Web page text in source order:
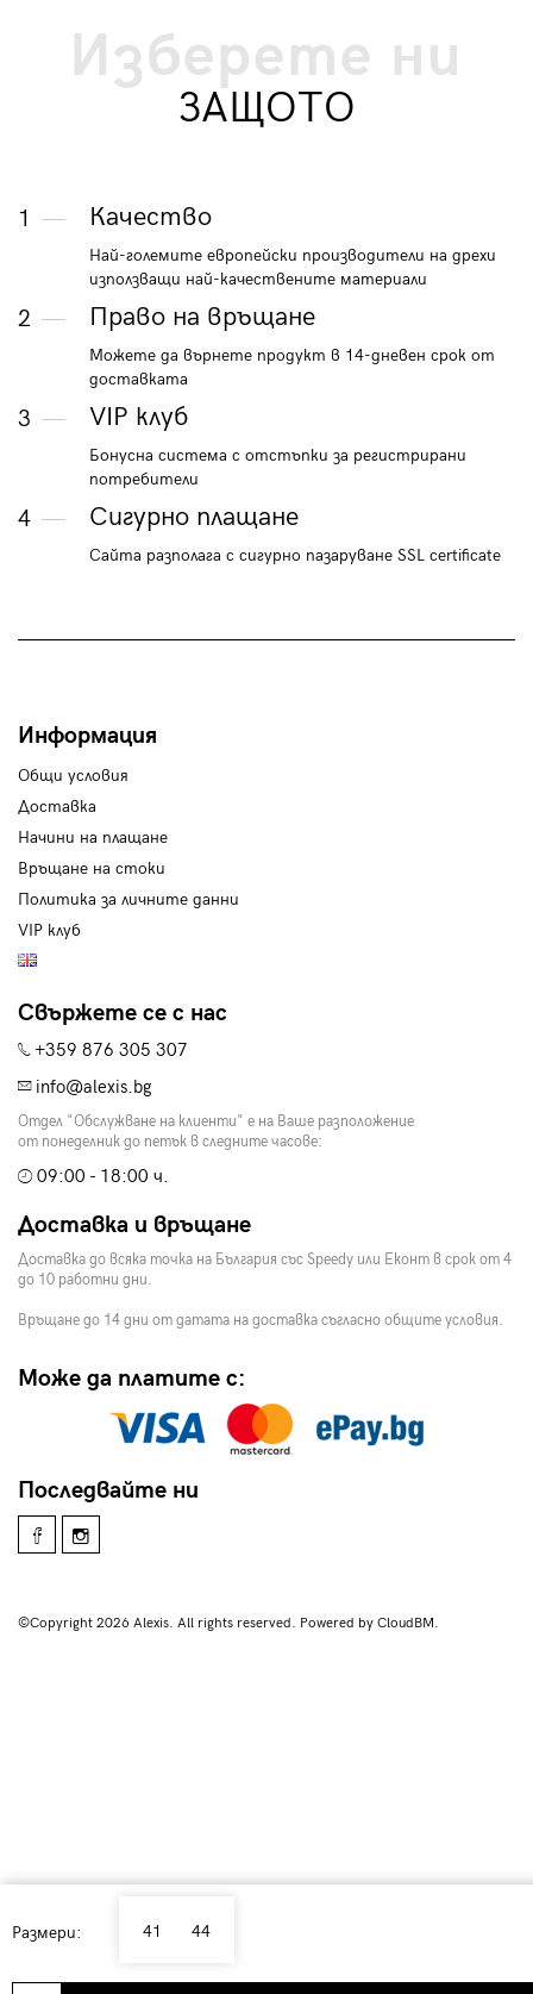
Размери: 41 44
Изберете ни
ЗАЩОТО
1 Качество
Най-големите европейски производители на дрехи
използващи най-качествените материали
2 Право на връщане
Можете да върнете продукт в 14-дневен срок от
доставката
3 VIP клуб
Бонусна система с отстъпки за регистрирани
потребители
4 Сигурно плащане
Сайта разполага с сигурно пазаруване SSL certificate
Информация
Общи условия
Доставка
Начини на плащане
Връщане на стоки
Политика за личните данни
VIP клуб
Свържете се с нас
+359 876 305 307
info@alexis.bg
Отдел "Обслужване на клиенти" е на Ваше разположение
от понеделник до петък в следните часове:
09:00 - 18:00 ч.
Доставка и връщане
Доставка до всяка точка на България със Speedy или Еконт в срок от 4
до 10 работни дни.
Връщане до 14 дни от датата на доставка съгласно общите условия.
Може да платите с:
Последвайте ни
©Copyright 2026 Alexis. All rights reserved. Powered by CloudBM.